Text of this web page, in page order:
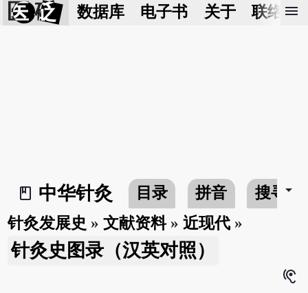
医 砭 数据库 电子书 关于 联络我
menu
book_2
中华针灸 目录 拼音 搜寻arrow_drop_down
针灸发展史 »文献资料»近现代 »
针灸史图录（汉英对照）
hearing